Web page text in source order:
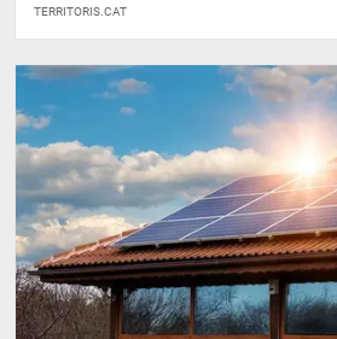
TERRITORIS.CAT